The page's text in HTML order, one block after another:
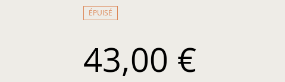
ÉPUISÉ
43,00 €